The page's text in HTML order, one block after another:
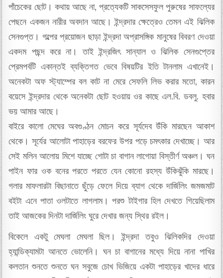
পাঁচেকের ছোট। কথায় আছে না, প্রত্যেকটি সাকসেসফুল পুরুষের সাফল্যের
পেছনে একজন নারীর অবদান আছে। ইন্দ্রদার ক্ষেত্রেও তেমন এই ঝিলিক
সেনগুপ্ত। গল্পের প্রয়োজন ছাড়া ইন্দ্রদা অপ্রাসঙ্গিক মানুষের বিবরণ দেওয়া
একদম পছন্দ করে না। তাই ইন্দ্রজিৎ সান্যাল ও ঝিলিক সেনগুপ্তের
প্রেমপর্বটি একান্তই ব্যক্তিগত ভেবে বিষয়টির ইতি টানলাম এখানেই।
অনেকটা অফ স্ট্যাম্পের বল কাট না মেরে সেফলি লিভ করার মতো, কারন
বয়েসে ইন্দ্রদার থেকে অনেকটা ছোট হওয়ায় ওর কাছে এল.বি. ডবলু. হবার
ভয় আমার আছে।
বাইরে কালো মেঘের অবগুণ্ঠন মোচন করে সূর্যদেব উঁকি মারছেন আকাশ
থেকে। সূর্যের আলোটা পাহাড়ের বরফের উপর পড়ে চমৎকার দেখাচ্ছে। আর
সেই মলিন আলোয় মিশে যাচ্ছে গোটা চা বাগান লাগোয়া বিস্তীর্ণ অঞ্চল। ঘন
পাইন ফার ওক বনের পরতে পরতে যেন কোনো রহস্য উঁকিঝুঁকি মারছে।
গলার মাফলারটা বিছানাতে ছুঁড়ে ফেলে দিয়ে ব্যাগ থেকে দার্জিলিং জমজমাট
বইটা এনে পাতা ওলটাতে লাগলাম। পরশু টাইগার হিল দেখতে গিয়েছিলাম
তাই আজকের দিনটা দার্জিলিং ঘুরে দেখার জন্য স্থির রইল।
বিকেলে একটু মেঘলা মেঘলা ছিল। ইন্দ্রদা তবুও ঝিলিকদির দেওয়া
হ্যান্ডিক্যামটা আনতে ভোলেনি। ঘন চা বাগানের মধ্যে দিয়ে নানা পাখির
কলতান শুনতে শুনতে ঘন সবুজে চোখ ভিজিয়ে একটা পাহাড়ের খাদের ধারে